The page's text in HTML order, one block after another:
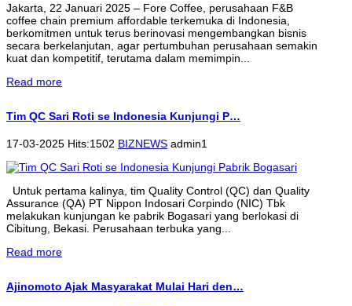
Jakarta, 22 Januari 2025 – Fore Coffee, perusahaan F&B
coffee chain premium affordable terkemuka di Indonesia,
berkomitmen untuk terus berinovasi mengembangkan bisnis
secara berkelanjutan, agar pertumbuhan perusahaan semakin
kuat dan kompetitif, terutama dalam memimpin...
Read more
Tim QC Sari Roti se Indonesia Kunjungi P…
17-03-2025 Hits:1502 BIZNEWS admin1
Untuk pertama kalinya, tim Quality Control (QC) dan Quality
Assurance (QA) PT Nippon Indosari Corpindo (NIC) Tbk
melakukan kunjungan ke pabrik Bogasari yang berlokasi di
Cibitung, Bekasi. Perusahaan terbuka yang...
Read more
Ajinomoto Ajak Masyarakat Mulai Hari den…